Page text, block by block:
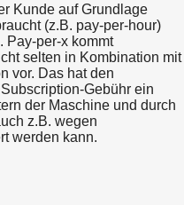
Kunde auf Grundlage
(z.B. pay-per-hour)
Pay-per-x kommt
selten in Kombination mit
vor. Das hat den
Gebühr ein
der Maschine und durch
z.B. wegen
werden kann.